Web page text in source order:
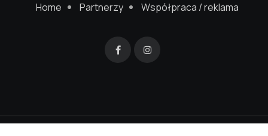
Home Partnerzy Współpraca / reklama